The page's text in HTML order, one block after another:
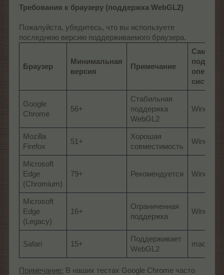
Требования к браузеру (поддержка WebGL2)
Пожалуйста, убедитесь, что вы используете
последнюю версию поддерживаемого браузера.
Браузер
Минимальная
версия
Примечание
Самая
система
Google
Chrome
56+
Стабильная
поддержка
WebGL2
Windows
Mozilla
Firefox
51+
Хорошая
совместимость
Windows
Microsoft
Edge
(Chromium)
79+ Рекомендуется Windows
Microsoft
Edge
(Legacy)
16+
Ограниченная
поддержка
Windows
Safari 15+
Поддерживает
WebGL2
macOS
Примечание: В наших тестах Google Chrome часто